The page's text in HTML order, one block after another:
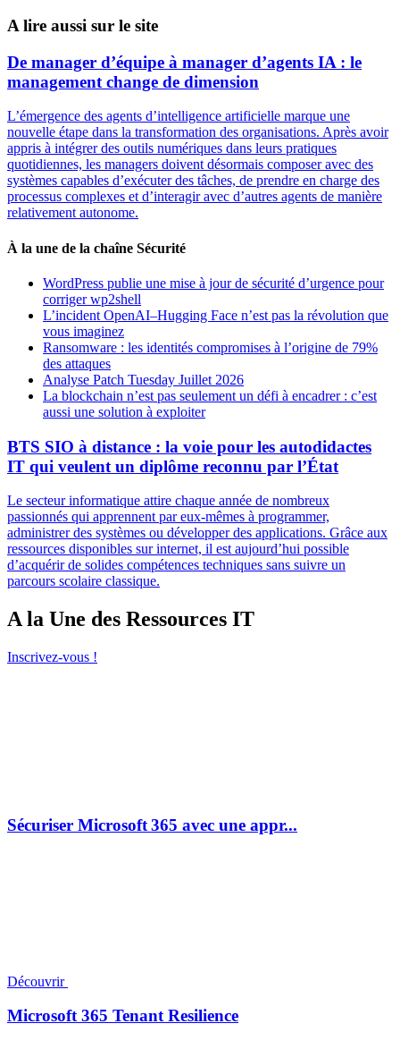
A lire aussi sur le site
De manager d’équipe à manager d’agents IA : le
management change de dimension
L’émergence des agents d’intelligence artificielle marque une
nouvelle étape dans la transformation des organisations. Après avoir
appris à intégrer des outils numériques dans leurs pratiques
quotidiennes, les managers doivent désormais composer avec des
systèmes capables d’exécuter des tâches, de prendre en charge des
processus complexes et d’interagir avec d’autres agents de manière
relativement autonome.
À la une de la chaîne Sécurité
WordPress publie une mise à jour de sécurité d’urgence pour
corriger wp2shell
L’incident OpenAI–Hugging Face n’est pas la révolution que
vous imaginez
Ransomware : les identités compromises à l’origine de 79%
des attaques
Analyse Patch Tuesday Juillet 2026
La blockchain n’est pas seulement un défi à encadrer : c’est
aussi une solution à exploiter
BTS SIO à distance : la voie pour les autodidactes
IT qui veulent un diplôme reconnu par l’État
Le secteur informatique attire chaque année de nombreux
passionnés qui apprennent par eux-mêmes à programmer,
administrer des systèmes ou développer des applications. Grâce aux
ressources disponibles sur internet, il est aujourd’hui possible
d’acquérir de solides compétences techniques sans suivre un
parcours scolaire classique.
A la Une des Ressources IT
Inscrivez-vous !
Sécuriser Microsoft 365 avec une appr...
Découvrir
Microsoft 365 Tenant Resilience